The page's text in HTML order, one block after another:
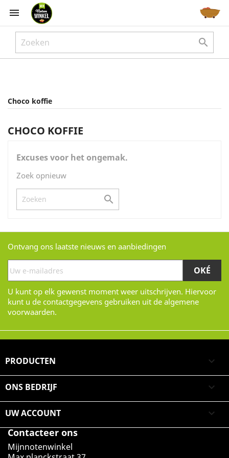


Choco koffie
CHOCO KOFFIE
Excuses voor het ongemak.
Zoek opnieuw

Ontvang ons laatste nieuws en aanbiedingen
U kunt op elk gewenst moment weer uitschrijven. Hiervoor
kunt u de contactgegevens gebruiken uit de algemene
voorwaarden.
PRODUCTEN 
ONS BEDRIJF 
UW ACCOUNT

Contacteer ons
Mijnnotenwinkel